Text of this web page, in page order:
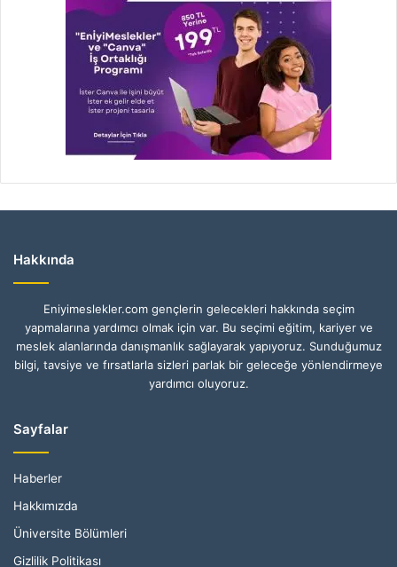
Hakkında
Eniyimeslekler.com gençlerin gelecekleri hakkında seçim
yapmalarına yardımcı olmak için var. Bu seçimi eğitim, kariyer ve
meslek alanlarında danışmanlık sağlayarak yapıyoruz. Sunduğumuz
bilgi, tavsiye ve fırsatlarla sizleri parlak bir geleceğe yönlendirmeye
yardımcı oluyoruz.
Sayfalar
Haberler
Hakkımızda
Üniversite Bölümleri
Gizlilik Politikası